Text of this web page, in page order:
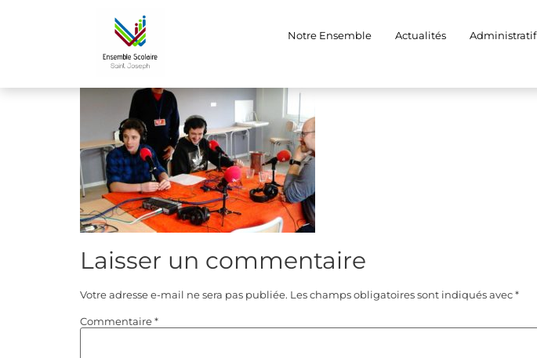
Notre Ensemble Actualités Administratif
DSC_0107
Laisser un commentaire
Votre adresse e-mail ne sera pas publiée. Les champs obligatoires sont indiqués avec*
Commentaire*